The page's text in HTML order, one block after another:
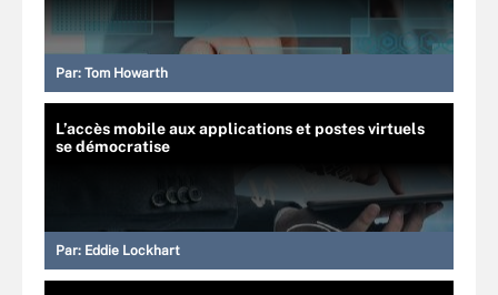
Par: Tom Howarth
L’accès mobile aux applications et postes virtuels
se démocratise
Par: Eddie Lockhart